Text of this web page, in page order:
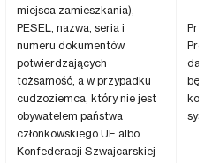
miejsca zamieszkania),
PESEL, nazwa, seria i
numeru dokumentów
potwierdzających
tożsamość, a w przypadku
cudzoziemca, który nie jest
obywatelem państwa
członkowskiego UE albo
Konfederacji Szwajcarskiej -